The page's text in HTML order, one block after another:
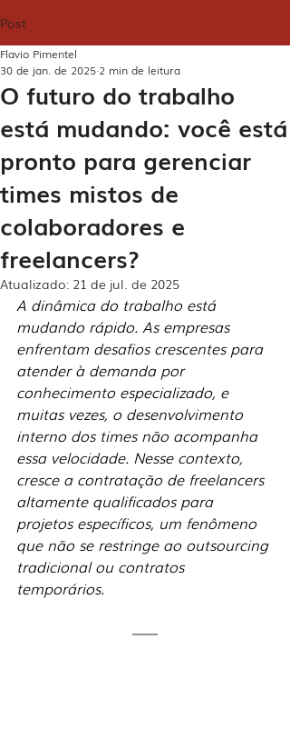
Post
O futuro do trabalho
está mudando: você está
pronto para gerenciar
times mistos de
colaboradores e
freelancers?
Flavio Pimentel
30 de jan. de 2025 2 min de leitura
Atualizado: 21 de jul. de 2025
A dinâmica do trabalho está
mudando rápido. As empresas
enfrentam desafios crescentes para
atender à demanda por
conhecimento especializado, e
muitas vezes, o desenvolvimento
interno dos times não acompanha
essa velocidade. Nesse contexto,
cresce a contratação de freelancers
altamente qualificados para
projetos específicos, um fenômeno
que não se restringe ao outsourcing
tradicional ou contratos
temporários.